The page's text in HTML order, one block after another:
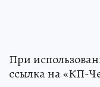
При
ссылка на «КП-